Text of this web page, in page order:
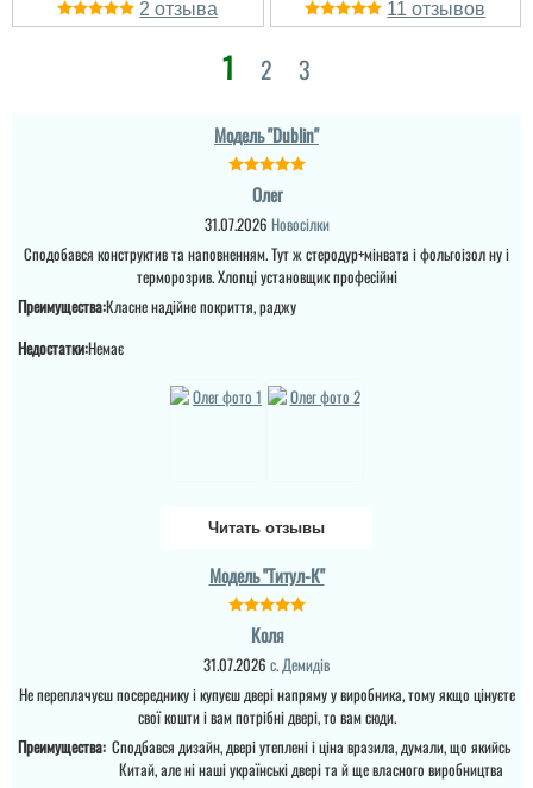
проходе повітря.Між
створками отвори
зверху і знизу.Були
двері вхідні а стали
визуально смотришь
2 11
1 2 3
Модель "Dublin"
Олег
31.07.2026 Новосілки
Сподобався конструктив та наповненням. Тут ж стеродур+мінвата і фольгоізол ну і
терморозрив. Хлопці установщик професійні
Преимущества:Класне надійне покриття, раджу
Недостатки:Немає
Читать отзывы
Модель "Титул-К"
Коля
31.07.2026 с. Демидів
Не переплачуєш посереднику і купуєш двері напряму у виробника, тому якщо цінуєте
свої кошти і вам потрібні двері, то вам сюди.
Преимущества: Сподбався дизайн, двері утеплені і ціна вразила, думали, що якийсь
Китай, але ні наші українські двері та й ще власного виробництва